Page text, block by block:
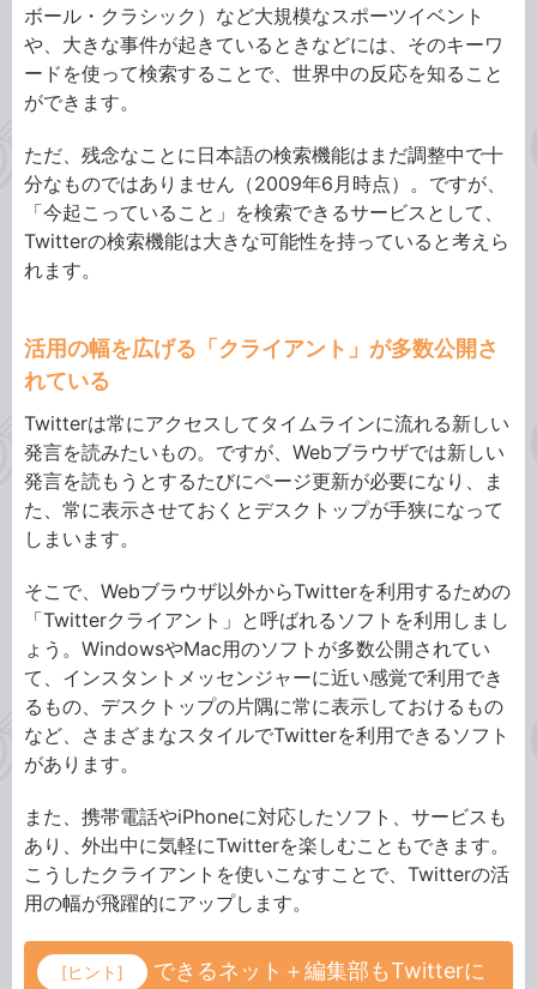
ボール・クラシック）など大規模なスポーツイベント
や、大きな事件が起きているときなどには、そのキーワ
ードを使って検索することで、世界中の反応を知ること
ができます。
ただ、残念なことに日本語の検索機能はまだ調整中で十
分なものではありません（2009年6月時点）。ですが、
「今起こっていること」を検索できるサービスとして、
Twitterの検索機能は大きな可能性を持っていると考えら
れます。
活用の幅を広げる「クライアント」が多数公開さ
れている
Twitterは常にアクセスしてタイムラインに流れる新しい
発言を読みたいもの。ですが、Webブラウザでは新しい
発言を読もうとするたびにページ更新が必要になり、ま
た、常に表示させておくとデスクトップが手狭になって
しまいます。
そこで、Webブラウザ以外からTwitterを利用するための
「Twitterクライアント」と呼ばれるソフトを利用しまし
ょう。WindowsやMac用のソフトが多数公開されてい
て、インスタントメッセンジャーに近い感覚で利用でき
るもの、デスクトップの片隅に常に表示しておけるもの
など、さまざまなスタイルでTwitterを利用できるソフト
があります。
また、携帯電話やiPhoneに対応したソフト、サービスも
あり、外出中に気軽にTwitterを楽しむこともできます。
こうしたクライアントを使いこなすことで、Twitterの活
用の幅が飛躍的にアップします。
[ヒント] できるネット＋編集部もTwitterに